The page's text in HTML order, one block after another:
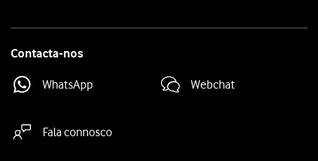
Contacta-nos
WhatsApp Webchat
Fala connosco